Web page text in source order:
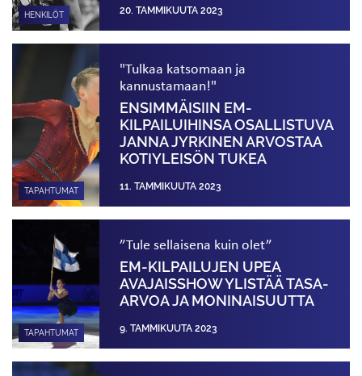
HENKILÖT 20. TAMMIKUUTA 2023
TAPAHTUMAT
"Tulkaa katsomaan ja
kannustamaan!"
ENSIMMÄISIIN EM-
KILPAILUIHINSA OSALLISTUVA
JANNA JYRKINEN ARVOSTAA
KOTI­YLEISÖN TUKEA
11. TAMMIKUUTA 2023
TAPAHTUMAT
”Tule sellaisena kuin olet”
EM-KILPAILUJEN UPEA
AVAJAISSHOW YLISTÄÄ TASA-
ARVOA JA MONINAISUUTTA
9. TAMMIKUUTA 2023